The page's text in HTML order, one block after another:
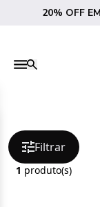
20% OFF
Filtrar
1 produto(s)